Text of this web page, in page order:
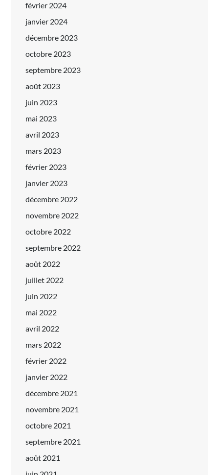
février 2024
janvier 2024
décembre 2023
octobre 2023
septembre 2023
août 2023
juin 2023
mai 2023
avril 2023
mars 2023
février 2023
janvier 2023
décembre 2022
novembre 2022
octobre 2022
septembre 2022
août 2022
juillet 2022
juin 2022
mai 2022
avril 2022
mars 2022
février 2022
janvier 2022
décembre 2021
novembre 2021
octobre 2021
septembre 2021
août 2021